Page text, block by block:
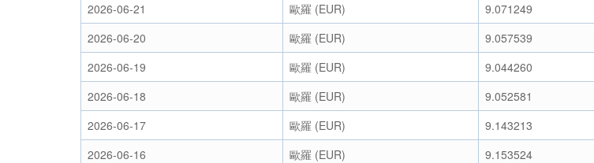
2026-06-21
歐羅 (EUR) 9.071249
2026-06-20
歐羅 (EUR) 9.057539
2026-06-19
歐羅 (EUR) 9.044260
2026-06-18
歐羅 (EUR) 9.052581
2026-06-17
歐羅 (EUR) 9.143213
2026-06-16
歐羅 (EUR) 9.153524